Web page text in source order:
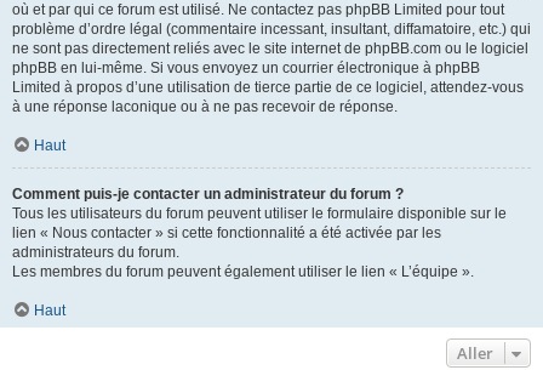
où et par qui ce forum est utilisé. Ne contactez pas phpBB Limited pour tout
problème d’ordre légal (commentaire incessant, insultant, diffamatoire, etc.) qui
ne sont pas directement reliés avec le site internet de phpBB.com ou le logiciel
phpBB en lui-même. Si vous envoyez un courrier électronique à phpBB
Limited à propos d’une utilisation de tierce partie de ce logiciel, attendez-vous
à une réponse laconique ou à ne pas recevoir de réponse.
Haut
Comment puis-je contacter un administrateur du forum ?
Tous les utilisateurs du forum peuvent utiliser le formulaire disponible sur le
lien « Nous contacter » si cette fonctionnalité a été activée par les
administrateurs du forum.
Les membres du forum peuvent également utiliser le lien « L’équipe ».
Haut
Aller